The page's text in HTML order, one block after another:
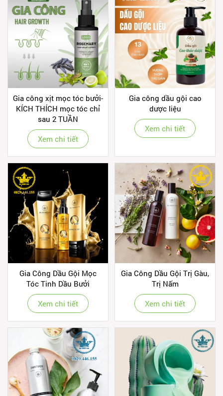
Gia công xịt mọc tóc bưởi-
KÍCH THÍCH mọc tóc chỉ
sau 2 TUẦN
Xem chi tiết
Gia công dầu gội cao
dược liệu
Xem chi tiết
Gia Công Dầu Gội Mọc
Tóc Tinh Dầu Bưởi
Xem chi tiết
Gia Công Dầu Gội Trị Gàu,
Trị Nấm
Xem chi tiết